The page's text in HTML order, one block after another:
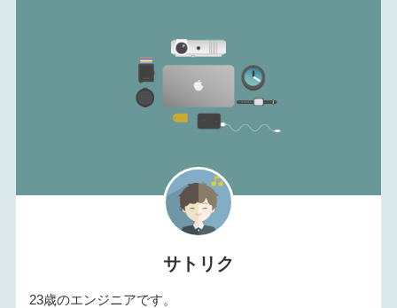
サトリク
23歳のエンジニアです。